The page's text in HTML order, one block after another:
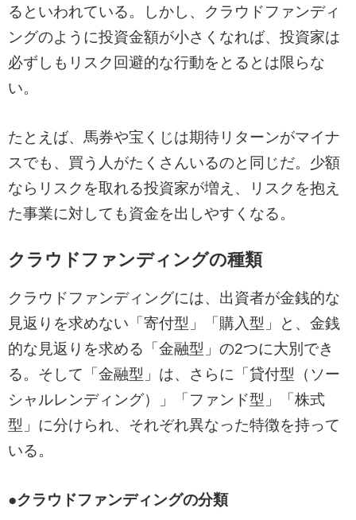
るといわれている。しかし、クラウドファンディ
ングのように投資金額が小さくなれば、投資家は
必ずしもリスク回避的な行動をとるとは限らな
い。
たとえば、馬券や宝くじは期待リターンがマイナ
スでも、買う人がたくさんいるのと同じだ。少額
ならリスクを取れる投資家が増え、リスクを抱え
た事業に対しても資金を出しやすくなる。
クラウドファンディングの種類
クラウドファンディングには、出資者が金銭的な
見返りを求めない「寄付型」「購入型」と、金銭
的な見返りを求める「金融型」の2つに大別でき
る。そして「金融型」は、さらに「貸付型（ソー
シャルレンディング）」「ファンド型」「株式
型」に分けられ、それぞれ異なった特徴を持って
いる。
●クラウドファンディングの分類